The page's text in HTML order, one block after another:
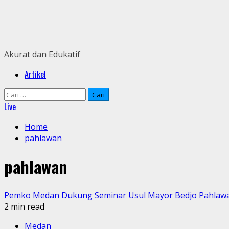
Akurat dan Edukatif
PrimaryArtikel
Cari
untuk:
Live
Home
pahlawan
pahlawan
Pemko Medan Dukung Seminar Usul Mayor Bedjo
2 min read
Medan